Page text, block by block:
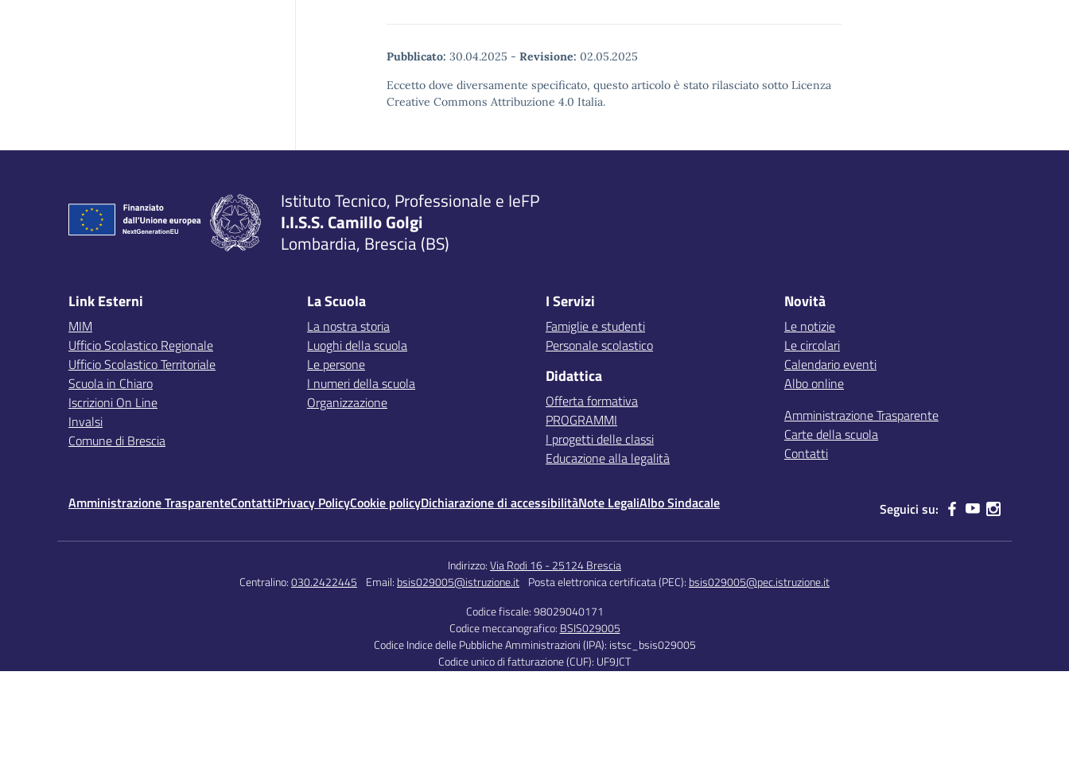
Pubblicato: 30.04.2025 - Revisione: 02.05.2025
Eccetto dove diversamente specificato, questo articolo è stato rilasciato sotto Licenza
Creative Commons Attribuzione 4.0 Italia.
Istituto Tecnico, Professionale e IeFP
I.I.S.S. Camillo Golgi
Lombardia, Brescia (BS)
Link Esterni
MIM
Ufficio Scolastico Regionale
Ufficio Scolastico Territoriale
Scuola in Chiaro
Iscrizioni On Line
Invalsi
Comune di Brescia
La Scuola
La nostra storia
Luoghi della scuola
Le persone
I numeri della scuola
Organizzazione
I Servizi
Famiglie e studenti
Personale scolastico
Didattica
Offerta formativa
PROGRAMMI
I progetti delle classi
Educazione alla legalità
Novità
Le notizie
Le circolari
Calendario eventi
Albo online
Amministrazione Trasparente
Carte della scuola
Contatti
Amministrazione TrasparenteContattiPrivacy PolicyCookie policyDichiarazione di accessibilitàNote LegaliAlbo Sindacale Seguici su:
Indirizzo:Via Rodi 16 - 25124 Brescia
Centralino:030.2422445 Email: bsis029005@istruzione.it Posta elettronica certificata (PEC): bsis029005@pec.istruzione.it
Codice fiscale: 98029040171
Codice meccanografico: BSIS029005
Codice Indice delle Pubbliche Amministrazioni (IPA): istsc_bsis029005
Codice unico di fatturazione (CUF): UF9JCT